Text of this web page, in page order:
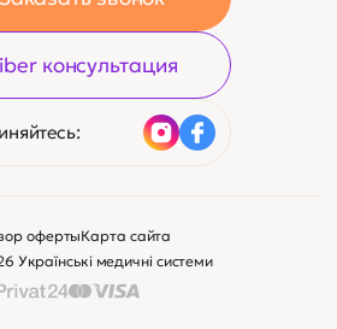
консультация
Українські медичні системи
офертыКарта сайта